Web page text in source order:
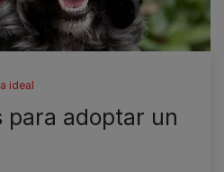
ideal
para adoptar un